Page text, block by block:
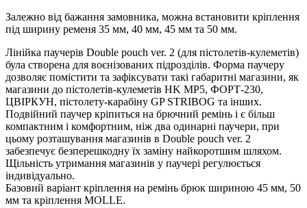
Залежно від бажання замовника, можна встановити кріплення
під ширину ременя 35 мм, 40 мм, 45 мм та 50 мм.
Лінійка паучерів Double pouch ver. 2 (для пістолетів-кулеметів)
була створена для воєнізованих підрозділів. Форма паучеру
дозволяє помістити та зафіксувати такі габаритні магазини, як
магазини до пістолетів-кулеметів HK МP5, ФОРТ-230,
ЦВІРКУН, пістолету-карабіну GP STRIBOG та інших.
Подвійний паучер кріпиться на брючний ремінь і є більш
компактним і комфортним, ніж два одинарні паучери, при
цьому розташування магазинів в Double pouch ver. 2
забезпечує безперешкодну їх заміну найкоротшим шляхом.
Щільність утримання магазинів у паучері регулюється
індивідуально.
Базовий варіант кріплення на ремінь брюк шириною 45 мм, 50
мм та кріплення MOLLE.